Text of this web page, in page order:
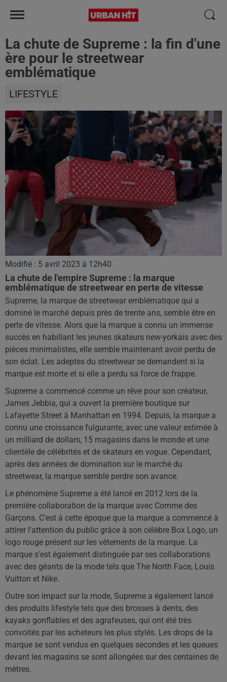
La chute de Supreme : la fin d'une
ère pour le streetwear
emblématique
LIFESTYLE
Modifié : 5 avril 2023 à 12h40
La chute de l'empire Supreme : la marque
emblématique de streetwear en perte de vitesse
Supreme, la marque de streetwear emblématique qui a
dominé le marché depuis près de trente ans, semble être en
perte de vitesse. Alors que la marque a connu un immense
succès en habillant les jeunes skateurs new-yorkais avec des
pièces minimalistes, elle semble maintenant avoir perdu de
son éclat. Les adeptes du streetwear se demandent si la
marque est morte et si elle a perdu sa force de frappe.
Supreme a commencé comme un rêve pour son créateur,
James Jebbia, qui a ouvert la première boutique sur
Lafayette Street à Manhattan en 1994. Depuis, la marque a
connu une croissance fulgurante, avec une valeur estimée à
un milliard de dollars, 15 magasins dans le monde et une
clientèle de célébrités et de skateurs en vogue. Cependant,
après des années de domination sur le marché du
streetwear, la marque semble perdre son avance.
Le phénomène Supreme a été lancé en 2012 lors de la
première collaboration de la marque avec Comme des
Garçons. C'est à cette époque que la marque a commencé à
attirer l'attention du public grâce à son célèbre Box Logo, un
logo rouge présent sur les vêtements de la marque. La
marque s'est également distinguée par ses collaborations
avec des géants de la mode tels que The North Face, Louis
Vuitton et Nike.
Outre son impact sur la mode, Supreme a également lancé
des produits lifestyle tels que des brosses à dents, des
kayaks gonflables et des agrafeuses, qui ont été très
convoités par les acheteurs les plus stylés. Les drops de la
marque se sont vendus en quelques secondes et les queues
devant les magasins se sont allongées sur des centaines de
mètres.